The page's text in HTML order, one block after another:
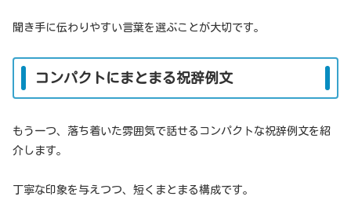
聞き手に伝わりやすい言葉を選ぶことが大切です。
コンパクトにまとまる祝辞例文
もう一つ、落ち着いた雰囲気で話せるコンパクトな祝辞例文を紹
介します。
丁寧な印象を与えつつ、短くまとまる構成です。